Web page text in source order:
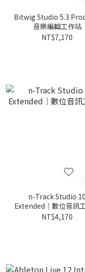
Bitwig Studio 5.3
音樂編輯工作站
NT$7,170
n-Track Studio 10
Extended｜數位音訊
NT$4,170